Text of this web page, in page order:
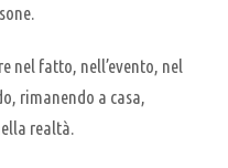
nel fatto, nell’evento, nel
rimanendo a casa,
realtà.